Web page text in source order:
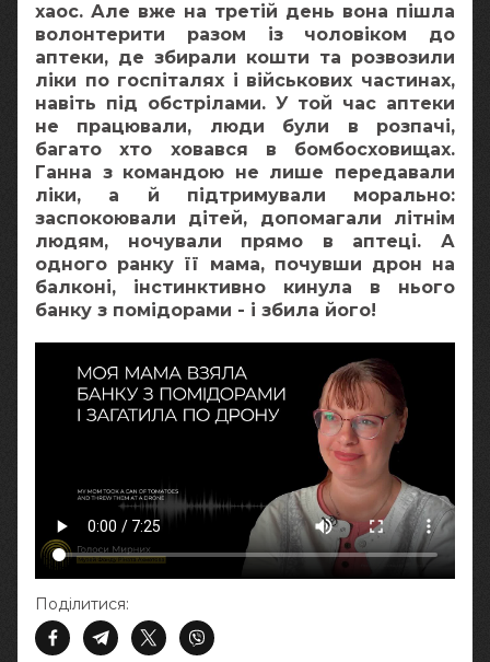
хаос. Але вже на третій день вона пішла
волонтерити разом із чоловіком до
аптеки, де збирали кошти та розвозили
ліки по госпіталях і військових частинах,
навіть під обстрілами. У той час аптеки
не працювали, люди були в розпачі,
багато хто ховався в бомбосховищах.
Ганна з командою не лише передавали
ліки, а й підтримували морально:
заспокоювали дітей, допомагали літнім
людям, ночували прямо в аптеці. А
одного ранку її мама, почувши дрон на
балконі, інстинктивно кинула в нього
банку з помідорами - і збила його!
Поділитися: